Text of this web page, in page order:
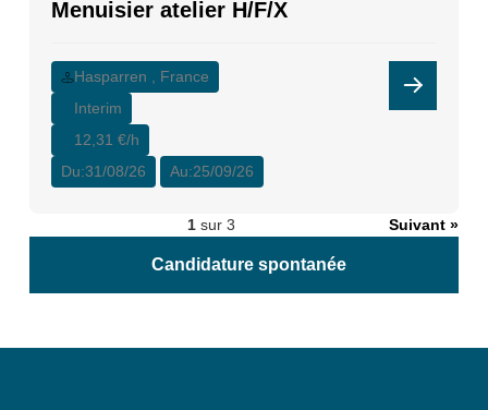
Menuisier atelier H/F/X
Hasparren , France
Interim
12,31 €/h
Du:31/08/26 Au:25/09/26
1 sur 3 Suivant »
Candidature spontanée